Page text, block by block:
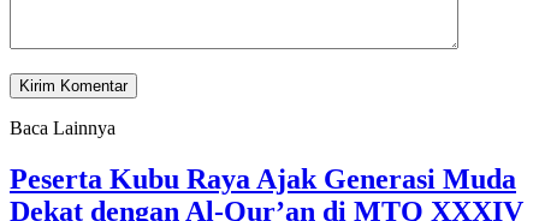
Baca Lainnya
Peserta Kubu Raya Ajak Generasi Muda
Dekat dengan Al-Qur’an di MTQ XXXIV